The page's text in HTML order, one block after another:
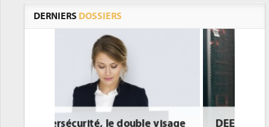
DERNIERS DOSSIERS
DEE: l'efficacité énergétique